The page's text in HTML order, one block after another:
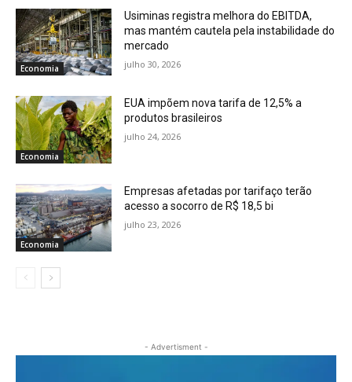
Economia
Usiminas registra melhora do EBITDA,
mas mantém cautela pela instabilidade do
mercado
julho 30, 2026
Economia
EUA impõem nova tarifa de 12,5% a
produtos brasileiros
julho 24, 2026
Economia
Empresas afetadas por tarifaço terão
acesso a socorro de R$ 18,5 bi
julho 23, 2026
- Advertisment -